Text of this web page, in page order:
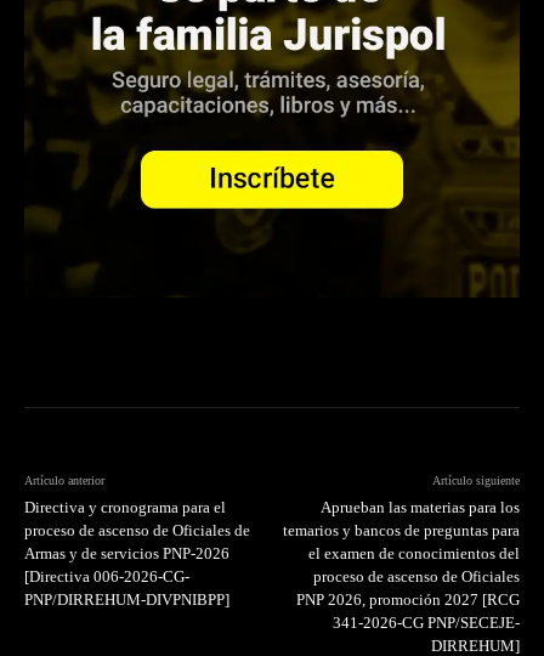
Artículo anterior
Directiva y cronograma para el
proceso de ascenso de Oficiales de
Armas y de servicios PNP-2026
[Directiva 006-2026-CG-
PNP/DIRREHUM-DIVPNIBPP]
Artículo siguiente
Aprueban las materias para los
temarios y bancos de preguntas para
el examen de conocimientos del
proceso de ascenso de Oficiales
PNP 2026, promoción 2027 [RCG
341-2026-CG PNP/SECEJE-
DIRREHUM]